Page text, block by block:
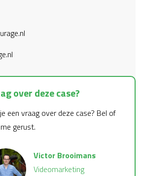
over deze case?
een vraag over deze case? Bel of
gerust.
Victor Brooimans
Videomarketing